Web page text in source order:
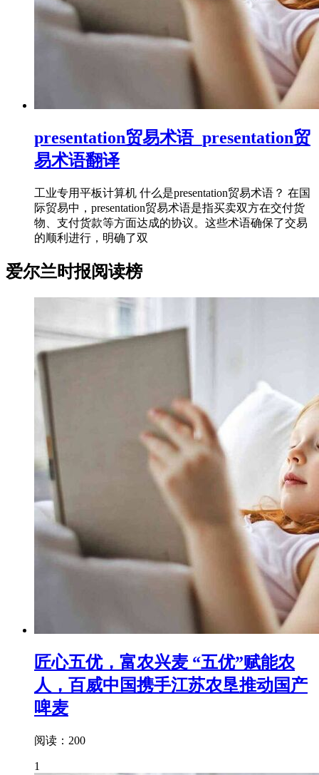
presentation贸易术语_presentation贸
易术语翻译
工业专用平板计算机 什么是presentation贸易术语？ 在国
际贸易中，presentation贸易术语是指买卖双方在交付货
物、支付货款等方面达成的协议。这些术语确保了交易
的顺利进行，明确了双
爱尔兰时报阅读榜
匠心五优，富农兴麦 “五优”赋能农
人，百威中国携手江苏农垦推动国产
啤麦
阅读：200
1